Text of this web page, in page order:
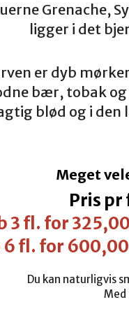
Grenache,
ligger i det
er dyb
bær, tobak
blød og i
Meget
Pris pr
3 fl. for
6 fl. for
Du kan naturligvis
Med